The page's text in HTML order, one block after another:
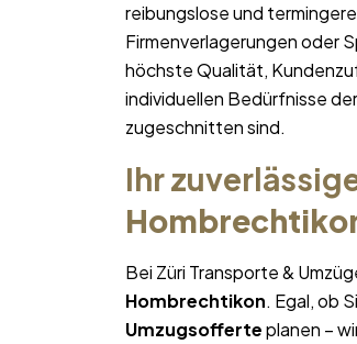
reibungslose und
Firmenverlagerungen oder
höchste Qualität,
individuellen Bedürfnisse
zugeschnitten sind.
Ihr
Bei Züri Transporte &
Hombrechtikon. Egal, ob
Umzugsofferteplanen –